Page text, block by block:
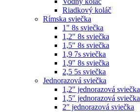
Riadkový koláč
Rímska sviečka
1″ 8s sviečka
1,2″ 8s sviečka
1,5″ 8s sviečka
1,9 7s sviečka
1,9″ 8s sviečka
2,5 5s sviečka
Jednorazová sviečka
1,2″ jednorazová sviečka
1,5″ jednorazová sviečka
2″ jednorazová sviečka